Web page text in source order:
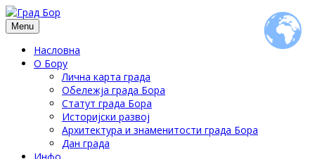
Menu
Насловна
О Бору
Лична карта града
Обележја града Бора
Статут града Бора
Историјски развој
Архитектура и знаменитости града Бора
Дан града